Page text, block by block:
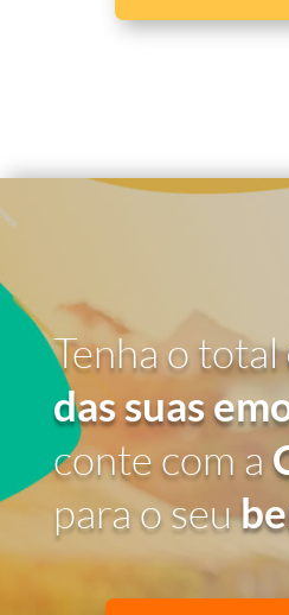
Tenha o total
das suas
conte com a
para o seu